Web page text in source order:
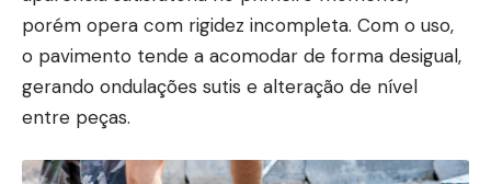
porém opera com rigidez incompleta. Com o uso,
o pavimento tende a acomodar de forma desigual,
gerando ondulações sutis e alteração de nível
entre peças.